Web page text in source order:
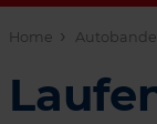
Home